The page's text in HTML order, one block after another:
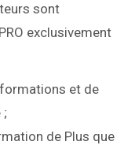
sont
exclusivement
et de
;
de Plus que